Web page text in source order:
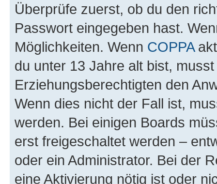
Überprüfe zuerst, ob du den
Passwort eingegeben hast.
Möglichkeiten. Wenn COPPA
du unter 13 Jahre alt bist,
Erziehungsberechtigten den
Wenn dies nicht der Fall ist,
werden. Bei einigen Boards
erst freigeschaltet werden –
oder ein Administrator. Bei der
eine Aktivierung nötig ist oder